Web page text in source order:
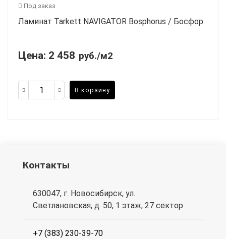
Под заказ
Ламинат Tarkett NAVIGATOR Bosphorus / Босфор
Цена: 2 458 руб./м2
В корзину
Контакты
630047, г. Новосибирск, ул.
Светлановская, д. 50, 1 этаж, 27 сектор
+7 (383) 230-39-70